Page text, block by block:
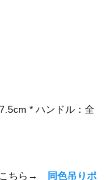
* ハンドル：全
こちら→
同色吊りポ